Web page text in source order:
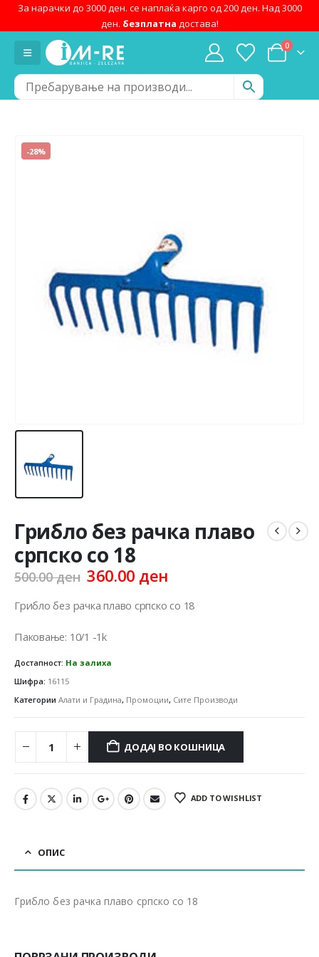
За нарачки до 3000 ден. се наплаќа карго од 200 ден. Над 3000
ден. безплатна достава!
0
-28%
Грибло без рачка плаво
српско со 18
500.00ден Original
was:
360.00 денCurrent
is:
Грибло без рачка плаво српско со 18
Паковање: 10/1 -1k
Достапност: На залиха
Шифра: 16115
Категории Алати и Градина, Промоции, Сите Производи
ДОДАЈ ВО КОШНИЦА
ADD TO WISHLIST
ОПИС
Грибло без рачка плаво српско со 18